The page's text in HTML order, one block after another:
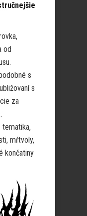
od
s
s
za
mŕtvoly,
končatiny